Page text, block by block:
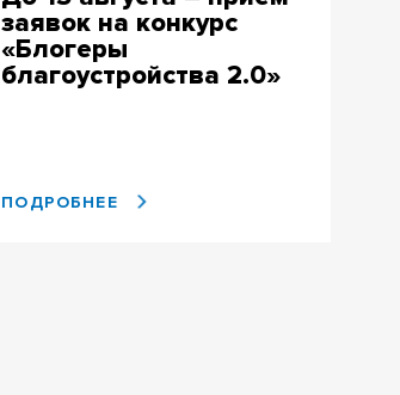
заявок на конкурс
«Блогеры
благоустройства 2.0»
ПОДРОБНЕЕ